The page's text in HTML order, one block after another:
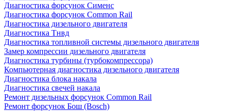
Диагностика форсунок Сименс
Диагностика форсунок Common Rail
Диагностика дизельного двигателя
Диагностика Тнвд
Диагностика топливной системы дизельного двигателя
Замер компрессии дизельного двигателя
Диагностика турбины (турбокомпрессора)
Компьютерная диагностика дизельного двигателя
Диагностика блока накала
Диагностика свечей накала
Ремонт дизельных форсунок Common Rail
Ремонт форсунок Бош (Bosch)